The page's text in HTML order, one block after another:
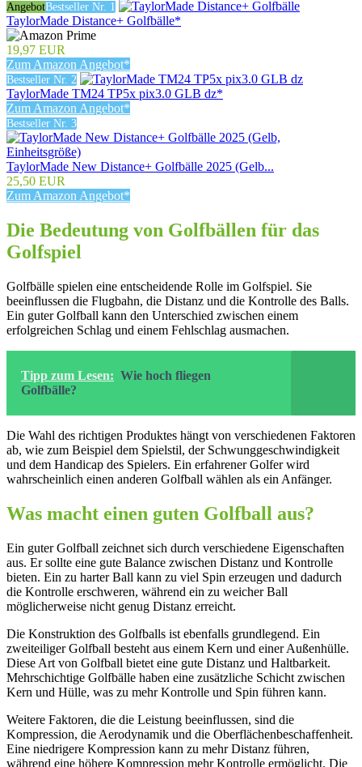
AngebotBestseller Nr. 1
TaylorMade Distance+ Golfbälle*
19,97 EUR
Zum Amazon Angebot*
Bestseller Nr. 2
TaylorMade TM24 TP5x pix3.0 GLB dz*
Zum Amazon Angebot*
Bestseller Nr. 3
TaylorMade New Distance+ Golfbälle 2025 (Gelb...
25,50 EUR
Zum Amazon Angebot*
Die Bedeutung von Golfbällen für das
Golfspiel
Golfbälle spielen eine entscheidende Rolle im Golfspiel. Sie
beeinflussen die Flugbahn, die Distanz und die Kontrolle des Balls.
Ein guter Golfball kann den Unterschied zwischen einem
erfolgreichen Schlag und einem Fehlschlag ausmachen.
Tipp zum Lesen: Wie hoch fliegen
Golfbälle?
Die Wahl des richtigen Produktes hängt von verschiedenen Faktoren
ab, wie zum Beispiel dem Spielstil, der Schwunggeschwindigkeit
und dem Handicap des Spielers. Ein erfahrener Golfer wird
wahrscheinlich einen anderen Golfball wählen als ein Anfänger.
Was macht einen guten Golfball aus?
Ein guter Golfball zeichnet sich durch verschiedene Eigenschaften
aus. Er sollte eine gute Balance zwischen Distanz und Kontrolle
bieten. Ein zu harter Ball kann zu viel Spin erzeugen und dadurch
die Kontrolle erschweren, während ein zu weicher Ball
möglicherweise nicht genug Distanz erreicht.
Die Konstruktion des Golfballs ist ebenfalls grundlegend. Ein
zweiteiliger Golfball besteht aus einem Kern und einer Außenhülle.
Diese Art von Golfball bietet eine gute Distanz und Haltbarkeit.
Mehrschichtige Golfbälle haben eine zusätzliche Schicht zwischen
Kern und Hülle, was zu mehr Kontrolle und Spin führen kann.
Weitere Faktoren, die die Leistung beeinflussen, sind die
Kompression, die Aerodynamik und die Oberflächenbeschaffenheit.
Eine niedrigere Kompression kann zu mehr Distanz führen,
während eine höhere Kompression mehr Kontrolle ermöglicht. Die